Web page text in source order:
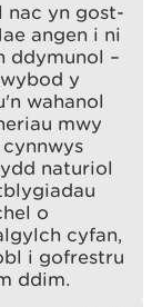
nac yn gost-
angen i ni
ddymunol –
y
wahanol
mwy
naturiol
o
cyfan,
i gofrestru
ddim.